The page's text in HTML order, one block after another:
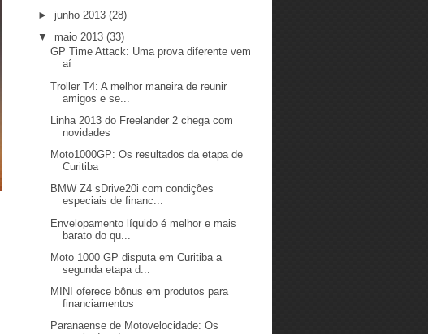
► junho 2013 (28)
▼ maio 2013 (33)
GP Time Attack: Uma prova diferente vem
aí
Troller T4: A melhor maneira de reunir
amigos e se...
Linha 2013 do Freelander 2 chega com
novidades
Moto1000GP: Os resultados da etapa de
Curitiba
BMW Z4 sDrive20i com condições
especiais de financ...
Envelopamento líquido é melhor e mais
barato do qu...
Moto 1000 GP disputa em Curitiba a
segunda etapa d...
MINI oferece bônus em produtos para
financiamentos
Paranaense de Motovelocidade: Os